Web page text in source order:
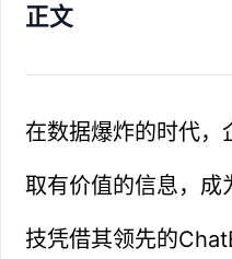
正文
在数据爆炸的时代，
取有价值的信息，成
技凭借其领先的